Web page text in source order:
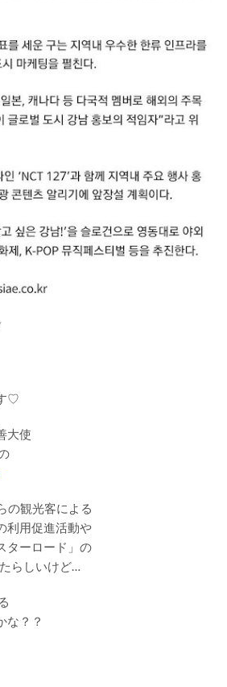
♡
大使
の観光客による
利用促進活動や
ターロード」の
らしいけど…
な？？